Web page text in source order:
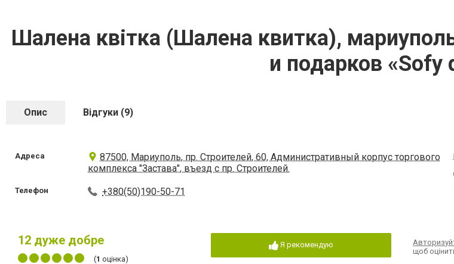
Шалена квітка (Шалена квитка),
и подарков «Sofy
Опис Відгуки (9)
Адреса
87500, Мариуполь, пр. Строителей, 60, Административный корпус торгового
комплекса "Застава", въезд с пр. Строителей.
Телефон +380(50)190-50-71
12 дуже добре
(1 оцінка)
Я рекомендую
щоб